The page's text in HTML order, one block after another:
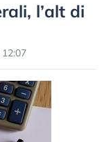
l’alt di